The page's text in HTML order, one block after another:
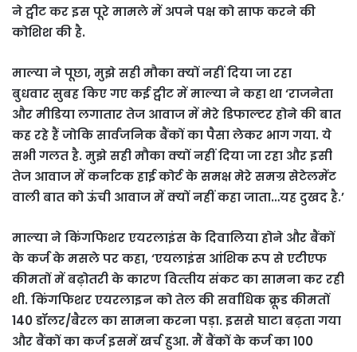
ने ट्वीट कर इस पूरे मामले में अपने पक्ष को साफ करने की
कोशिश की है.
माल्या ने पूछा, मुझे सही मौका क्‍यों नहीं दिया जा रहा
बुधवार सुबह किए गए कई ट्वीट में माल्या ने कहा था ‘राजनेता
और मीडिया लगातार तेज आवाज में मेरे डिफाल्‍टर होने की बात
कह रहे हैं जोकि सार्वजनिक बैंकों का पैसा लेकर भाग गया. ये
सभी गलत है. मुझे सही मौका क्‍यों नहीं दिया जा रहा और इसी
तेज आवाज में कर्नाटक हाई कोर्ट के समक्ष मेरे समग्र सेटेलमेंट
वाली बात को ऊंची आवाज में क्‍यों नहीं कहा जाता…यह दुखद है.’
माल्‍या ने किंगफिशर एयरलाइंस के दिवालिया होने और बैंकों
के कर्ज के मसले पर कहा, ‘एयलाइंस आंशिक रूप से एटीएफ
कीमतों में बढ़ोतरी के कारण वित्‍तीय संकट का सामना कर रही
थी. किंगफिशर एयरलाइन को तेल की सर्वाधिक क्रूड कीमतों
140 डॉलर/बैरल का सामना करना पड़ा. इससे घाटा बढ़ता गया
और बैंकों का कर्ज इसमें खर्च हुआ. मैं बैंकों के कर्ज का 100